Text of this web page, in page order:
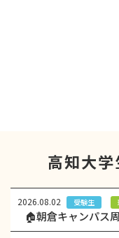
高知大
2026.08.02 受験生
🏠朝倉キャンパス